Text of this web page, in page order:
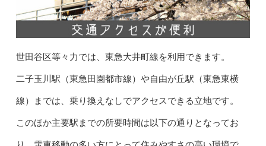
世田谷区等々力では、東急大井町線を利用できます。
二子玉川駅（東急田園都市線）や自由が丘駅（東急東横
線）までは、乗り換えなしでアクセスできる立地です。
このほか主要駅までの所要時間は以下の通りとなってお